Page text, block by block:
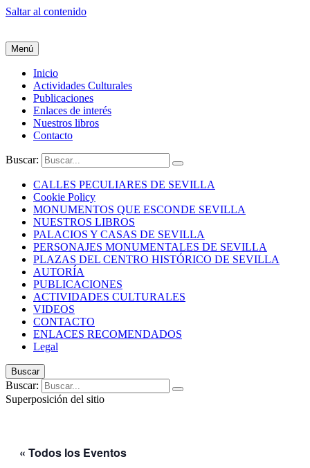
Saltar al contenido
Menú
Inicio
Actividades Culturales
Publicaciones
Enlaces de interés
Nuestros libros
Contacto
Buscar:
CALLES PECULIARES DE SEVILLA
Cookie Policy
MONUMENTOS QUE ESCONDE SEVILLA
NUESTROS LIBROS
PALACIOS Y CASAS DE SEVILLA
PERSONAJES MONUMENTALES DE SEVILLA
PLAZAS DEL CENTRO HISTÓRICO DE SEVILLA
AUTORÍA
PUBLICACIONES
ACTIVIDADES CULTURALES
VIDEOS
CONTACTO
ENLACES RECOMENDADOS
Legal
Buscar
Buscar:
Superposición del sitio
« Todos los Eventos